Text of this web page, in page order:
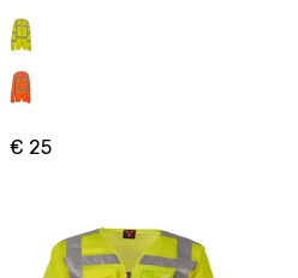
€ 25